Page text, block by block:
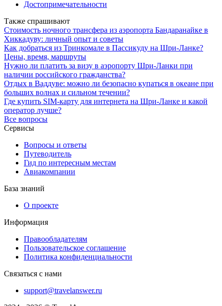
Достопримечательности
Также спрашивают
Стоимость ночного трансфера из аэропорта Бандаранайке в
Хиккадуву: личный опыт и советы
Как добраться из Тринкомале в Пассикуду на Шри-Ланке?
Цены, время, маршруты
Нужно ли платить за визу в аэропорту Шри-Ланки при
наличии российского гражданства?
Отдых в Ваддуве: можно ли безопасно купаться в океане при
больших волнах и сильном течении?
Где купить SIM-карту для интернета на Шри-Ланке и какой
оператор лучше?
Все вопросы
Сервисы
Вопросы и ответы
Путеводитель
Гид по интересным местам
Авиакомпании
База знаний
О проекте
Информация
Правообладателям
Пользовательское соглашение
Политика конфиденциальности
Связаться с нами
support@travelanswer.ru